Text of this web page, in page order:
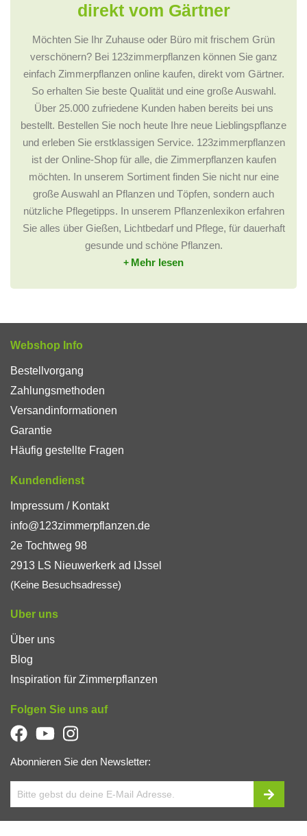
direkt vom Gärtner
Möchten Sie Ihr Zuhause oder Büro mit frischem Grün
verschönern? Bei 123zimmerpflanzen können Sie ganz
einfach Zimmerpflanzen online kaufen, direkt vom Gärtner.
So erhalten Sie beste Qualität und eine große Auswahl.
Über 25.000 zufriedene Kunden haben bereits bei uns
bestellt. Bestellen Sie noch heute Ihre neue Lieblingspflanze
und erleben Sie erstklassigen Service. 123zimmerpflanzen
ist der Online-Shop für alle, die Zimmerpflanzen kaufen
möchten. In unserem Sortiment finden Sie nicht nur eine
große Auswahl an Pflanzen und Töpfen, sondern auch
nützliche Pflegetipps. In unserem Pflanzenlexikon erfahren
Sie alles über Gießen, Lichtbedarf und Pflege, für dauerhaft
gesunde und schöne Pflanzen.
Ehrlich; Wir teilen Ihnen mit wenn eine
Zimmerpflanze
Große Zimmerpflanzen
Exklusive Zimmerpflanzen. Unser sortiment bietet viele
Pflegeleichte Zimmerpflanzen
Büro-Pflanzen. Unser Sortiment bietet auch Pflanzen
inHydrokultur
Alles für Gestaltung, Pflege und gutes Gedeihen, wie
Blumentöpfe, Wasserstandsanzeiger, Pflanzeinsätze,
Zierkies, Dünger, Schutzmittel, usw…
Umtopfservice
Zufriedene Kunden mit einer durchschnittlichen
Bewertung von 9,0
Professionelle Beratung per E-Mail
Mehr als 800 Zimmerpflanzen und Blumentöpfe
Mehr lesen
Webshop Info
Bestellvorgang
Zahlungsmethoden
Versandinformationen
Garantie
Häufig gestellte Fragen
Kundendienst
Impressum / Kontakt
info@123zimmerpflanzen.de
2e Tochtweg 98
2913 LS Nieuwerkerk ad IJssel
(Keine Besuchsadresse)
Uber uns
Über uns
Blog
Inspiration für Zimmerpflanzen
Folgen Sie uns auf
Abonnieren Sie den Newsletter: